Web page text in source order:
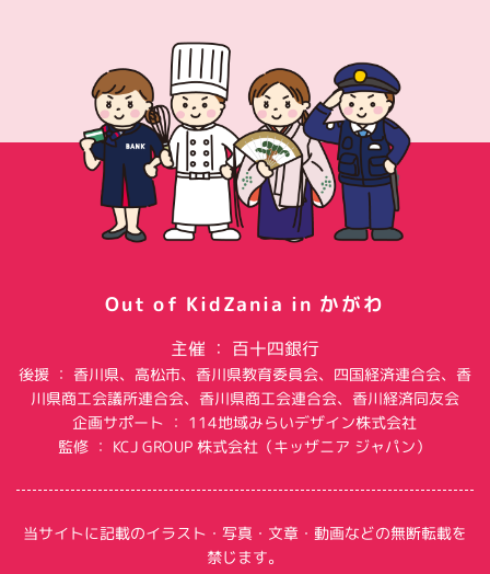
Out of KidZania in かがわ
主催 ： 百十四銀行
後援 ： 香川県、高松市、香川県教育委員会、四国経済連合会、香
川県商工会議所連合会、香川県商工会連合会、香川経済同友会
企画サポート ： 114地域みらいデザイン株式会社
監修 ： KCJ GROUP 株式会社（キッザニア ジャパン）
当サイトに記載のイラスト・写真・文章・動画などの無断転載を
禁じます。